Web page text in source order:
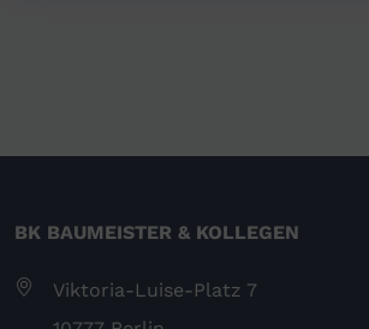
BK BAUMEISTER & KOLLEGEN
Viktoria-Luise-Platz 7